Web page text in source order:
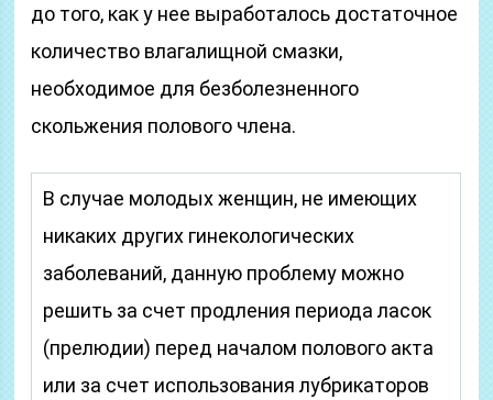
до того, как у нее выработалось достаточное
количество влагалищной смазки,
необходимое для безболезненного
скольжения полового члена.
В случае молодых женщин, не имеющих
никаких других гинекологических
заболеваний, данную проблему можно
решить за счет продления периода ласок
(прелюдии) перед началом полового акта
или за счет использования лубрикаторов